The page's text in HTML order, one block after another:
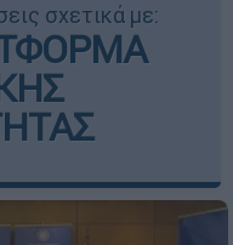
σχετικά με: